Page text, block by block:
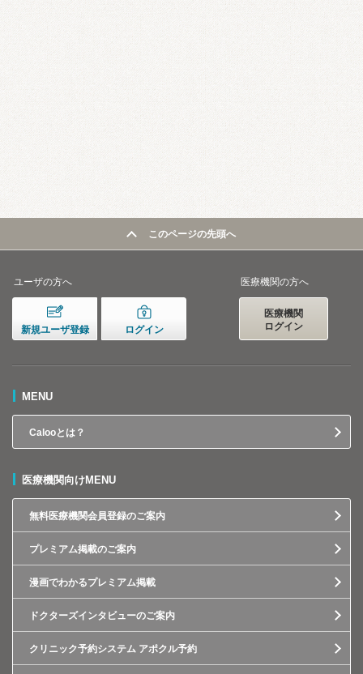
このページの先頭へ
ユーザの方へ
新規ユーザ登録 ログイン
医療機関の方へ
医療機関
ログイン
MENU
Calooとは？
医療機関向けMENU
無料医療機関会員登録のご案内
プレミアム掲載のご案内
漫画でわかるプレミアム掲載
ドクターズインタビューのご案内
クリニック予約システム アポクル予約